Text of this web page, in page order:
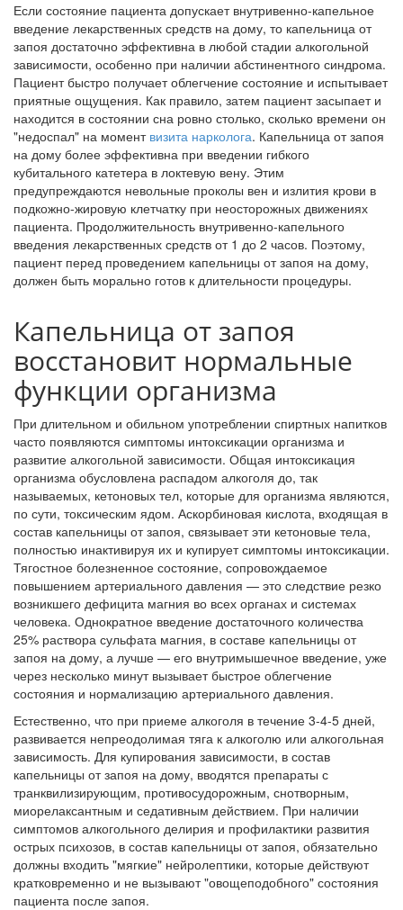
Если состояние пациента допускает внутривенно-капельное
введение лекарственных средств на дому, то капельница от
запоя достаточно эффективна в любой стадии алкогольной
зависимости, особенно при наличии абстинентного синдрома.
Пациент быстро получает облегчение состояние и испытывает
приятные ощущения. Как правило, затем пациент засыпает и
находится в состоянии сна ровно столько, сколько времени он
"недоспал" на момент визита нарколога. Капельница от запоя
на дому более эффективна при введении гибкого
кубитального катетера в локтевую вену. Этим
предупреждаются невольные проколы вен и излития крови в
подкожно-жировую клетчатку при неосторожных движениях
пациента. Продолжительность внутривенно-капельного
введения лекарственных средств от 1 до 2 часов. Поэтому,
пациент перед проведением капельницы от запоя на дому,
должен быть морально готов к длительности процедуры.
Капельница от запоя
восстановит нормальные
функции организма
При длительном и обильном употреблении спиртных напитков
часто появляются симптомы интоксикации организма и
развитие алкогольной зависимости. Общая интоксикация
организма обусловлена распадом алкоголя до, так
называемых, кетоновых тел, которые для организма являются,
по сути, токсическим ядом. Аскорбиновая кислота, входящая в
состав капельницы от запоя, связывает эти кетоновые тела,
полностью инактивируя их и купирует симптомы интоксикации.
Тягостное болезненное состояние, сопровождаемое
повышением артериального давления — это следствие резко
возникшего дефицита магния во всех органах и системах
человека. Однократное введение достаточного количества
25% раствора сульфата магния, в составе капельницы от
запоя на дому, а лучше — его внутримышечное введение, уже
через несколько минут вызывает быстрое облегчение
состояния и нормализацию артериального давления.
Естественно, что при приеме алкоголя в течение 3-4-5 дней,
развивается непреодолимая тяга к алкоголю или алкогольная
зависимость. Для купирования зависимости, в состав
капельницы от запоя на дому, вводятся препараты с
транквилизирующим, противосудорожным, снотворным,
миорелаксантным и седативным действием. При наличии
симптомов алкогольного делирия и профилактики развития
острых психозов, в состав капельницы от запоя, обязательно
должны входить "мягкие" нейролептики, которые действуют
кратковременно и не вызывают "овощеподобного" состояния
пациента после запоя.